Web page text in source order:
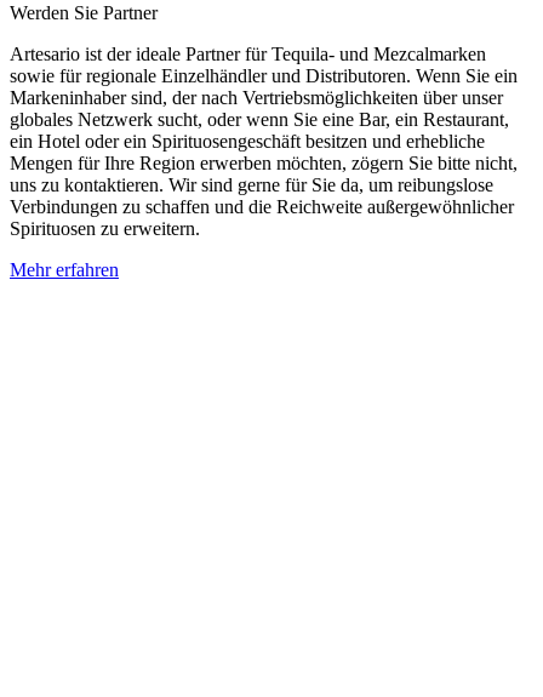
Werden Sie Partner
Artesario ist der ideale Partner für Tequila- und Mezcalmarken
sowie für regionale Einzelhändler und Distributoren. Wenn Sie ein
Markeninhaber sind, der nach Vertriebsmöglichkeiten über unser
globales Netzwerk sucht, oder wenn Sie eine Bar, ein Restaurant,
ein Hotel oder ein Spirituosengeschäft besitzen und erhebliche
Mengen für Ihre Region erwerben möchten, zögern Sie bitte nicht,
uns zu kontaktieren. Wir sind gerne für Sie da, um reibungslose
Verbindungen zu schaffen und die Reichweite außergewöhnlicher
Spirituosen zu erweitern.
Mehr erfahren